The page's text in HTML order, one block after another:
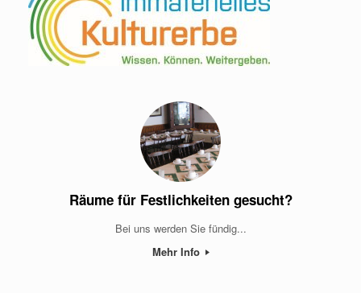
Räume für Festlichkeiten gesucht?
Bei uns werden Sie fündig...
Mehr Info